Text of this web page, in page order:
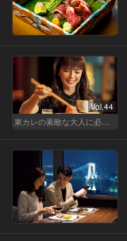
Vol.44